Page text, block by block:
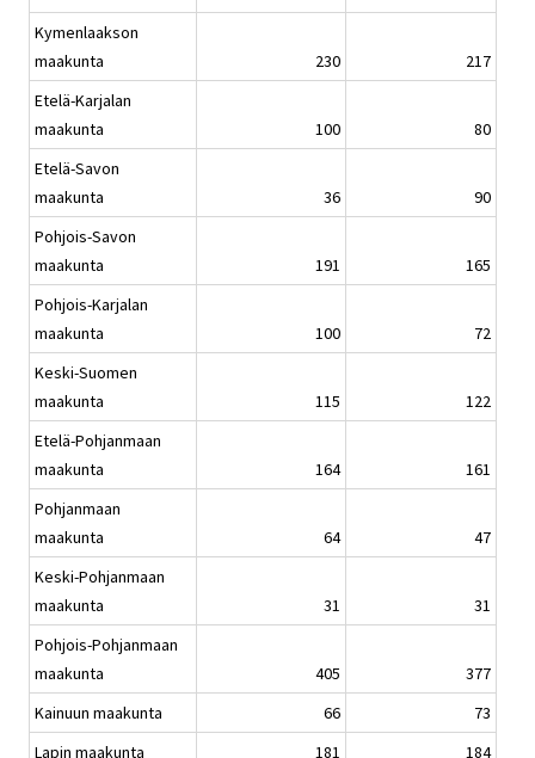
Kymenlaakson
maakunta
230
217
Etelä-Karjalan
maakunta
100
80
Etelä-Savon
maakunta
36
90
Pohjois-Savon
maakunta
191
165
Pohjois-Karjalan
maakunta
100
72
Keski-Suomen
maakunta
115
122
Etelä-Pohjanmaan
maakunta
164
161
Pohjanmaan
maakunta
64
47
Keski-Pohjanmaan
maakunta
31
31
Pohjois-Pohjanmaan
maakunta
405
377
Kainuun maakunta
66
73
Lapin maakunta
181 184